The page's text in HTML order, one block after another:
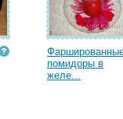
помидоры в
желе...